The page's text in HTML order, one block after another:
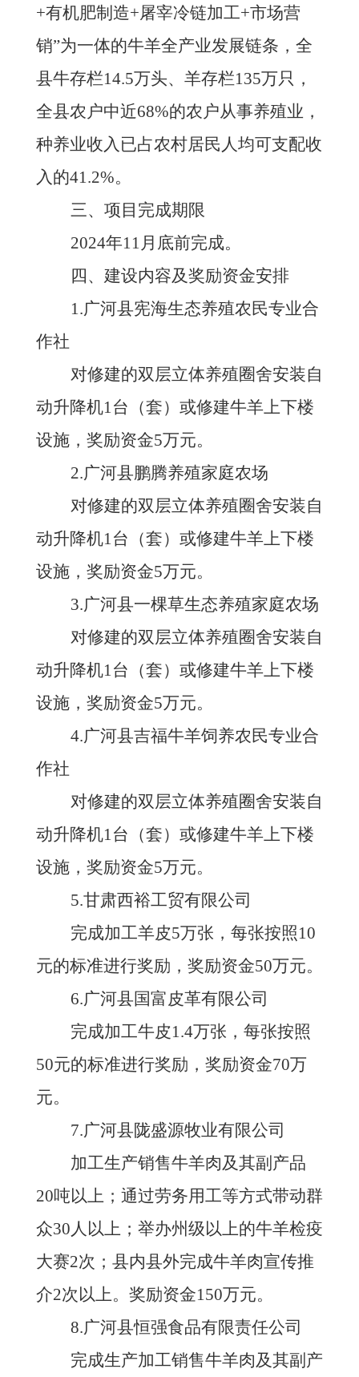
+有机肥制造+屠宰冷链加工+市场营
销”为一体的牛羊全产业发展链条，全
县牛存栏14.5万头、羊存栏135万只，
全县农户中近68%的农户从事养殖业，
种养业收入已占农村居民人均可支配收
入的41.2%。
三、项目完成期限
2024年11月底前完成。
四、建设内容及奖励资金安排
1.广河县宪海生态养殖农民专业合
作社
对修建的双层立体养殖圈舍安装自
动升降机1台（套）或修建牛羊上下楼
设施，奖励资金5万元。
2.广河县鹏腾养殖家庭农场
对修建的双层立体养殖圈舍安装自
动升降机1台（套）或修建牛羊上下楼
设施，奖励资金5万元。
3.广河县一棵草生态养殖家庭农场
对修建的双层立体养殖圈舍安装自
动升降机1台（套）或修建牛羊上下楼
设施，奖励资金5万元。
4.广河县吉福牛羊饲养农民专业合
作社
对修建的双层立体养殖圈舍安装自
动升降机1台（套）或修建牛羊上下楼
设施，奖励资金5万元。
5.甘肃西裕工贸有限公司
完成加工羊皮5万张，每张按照10
元的标准进行奖励，奖励资金50万元。
6.广河县国富皮革有限公司
完成加工牛皮1.4万张，每张按照
50元的标准进行奖励，奖励资金70万
元。
7.广河县陇盛源牧业有限公司
加工生产销售牛羊肉及其副产品
20吨以上；通过劳务用工等方式带动群
众30人以上；举办州级以上的牛羊检疫
大赛2次；县内县外完成牛羊肉宣传推
介2次以上。奖励资金150万元。
8.广河县恒强食品有限责任公司
完成生产加工销售牛羊肉及其副产